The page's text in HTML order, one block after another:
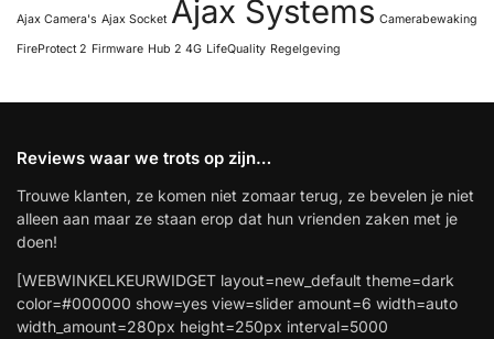
Ajax Camera's Ajax Socket Ajax Systems Camerabewaking
FireProtect 2 Firmware Hub 2 4G LifeQuality Regelgeving
Reviews waar we trots op zijn…
Trouwe klanten, ze komen niet zomaar terug, ze bevelen je niet
alleen aan maar ze staan erop dat hun vrienden zaken met je
doen!
[WEBWINKELKEURWIDGET layout=new_default theme=dark
color=#000000 show=yes view=slider amount=6 width=auto
width_amount=280px height=250px interval=5000